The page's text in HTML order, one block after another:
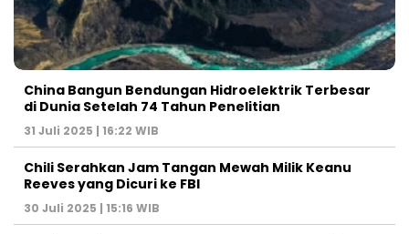
China Bangun Bendungan Hidroelektrik Terbesar
di Dunia Setelah 74 Tahun Penelitian
31 Juli 2025 | 16:22 WIB
Chili Serahkan Jam Tangan Mewah Milik Keanu
Reeves yang Dicuri ke FBI
30 Juli 2025 | 15:16 WIB